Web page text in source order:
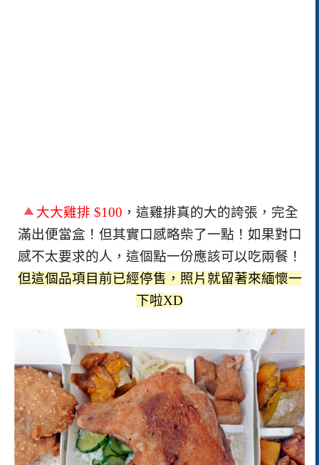
大大雞排 $100 ，這雞排真的大的誇張，完全
滿出便當盒！但其實口感略柴了一點！如果對口
感不太要求的人，這個點一份應該可以吃兩餐！
但這個品項目前已經停售，照片就留著來緬懷一
下啦XD